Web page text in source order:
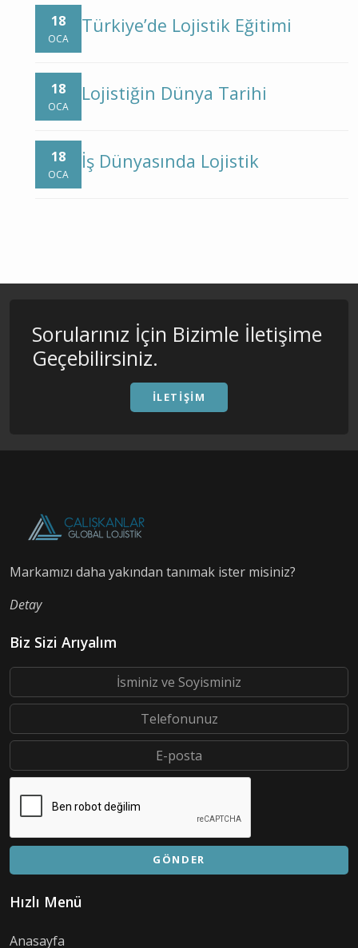
18
OCA
Türkiye’de Lojistik Eğitimi
18
OCA
Lojistiğin Dünya Tarihi
18
OCA
İş Dünyasında Lojistik
Sorularınız İçin Bizimle İletişime
Geçebilirsiniz.
İLETIŞIM
Markamızı daha yakından tanımak ister misiniz?
Detay
Biz Sizi Arıyalım
GÖNDER
Hızlı Menü
Anasayfa